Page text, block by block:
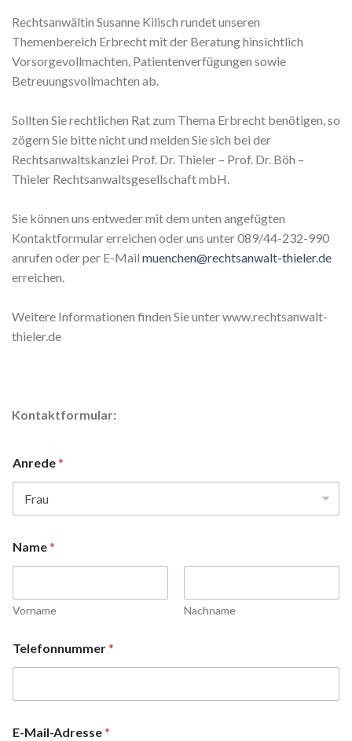
Rechtsanwältin Susanne Kilisch rundet unseren
Themenbereich Erbrecht mit der Beratung hinsichtlich
Vorsorgevollmachten, Patientenverfügungen sowie
Betreuungsvollmachten ab.
Sollten Sie rechtlichen Rat zum Thema Erbrecht benötigen, so
zögern Sie bitte nicht und melden Sie sich bei der
Rechtsanwaltskanzlei Prof. Dr. Thieler – Prof. Dr. Böh –
Thieler Rechtsanwaltsgesellschaft mbH.
Sie können uns entweder mit dem unten angefügten
Kontaktformular erreichen oder uns unter 089/44-232-990
anrufen oder per E-Mail muenchen@rechtsanwalt-thieler.de
erreichen.
Weitere Informationen finden Sie unter www.rechtsanwalt-
thieler.de
Kontaktformular:
Anrede*
Name*
Vorname Nachname
Telefonnummer*
E-Mail-Adresse*